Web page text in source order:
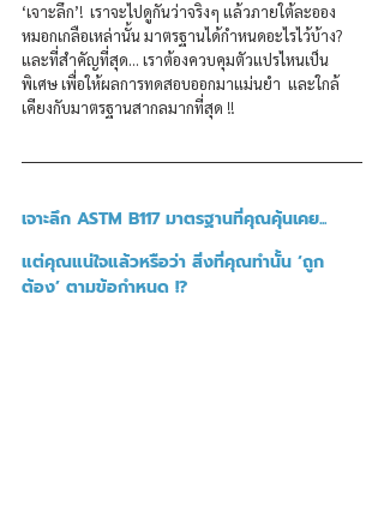
‘เจาะลึก’!  เราจะไปดูกันว่าจริงๆ แล้วภายใต้ละออง
หมอกเกลือเหล่านั้น มาตรฐานได้กำหนดอะไรไว้บ้าง?
และที่สำคัญที่สุด... เราต้องควบคุมตัวแปรไหนเป็น
พิเศษ เพื่อให้ผลการทดสอบออกมาแม่นยำ  และใกล้
เคียงกับมาตรฐานสากลมากที่สุด !!
เจาะลึก ASTM B117 มาตรฐานที่คุณคุ้นเคย...
แต่คุณแน่ใจแล้วหรือว่า สิ่งที่คุณทำนั้น ‘ถูก
ต้อง’ ตามข้อกำหนด !?